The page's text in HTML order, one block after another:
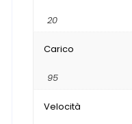
20
Carico
95
Velocità